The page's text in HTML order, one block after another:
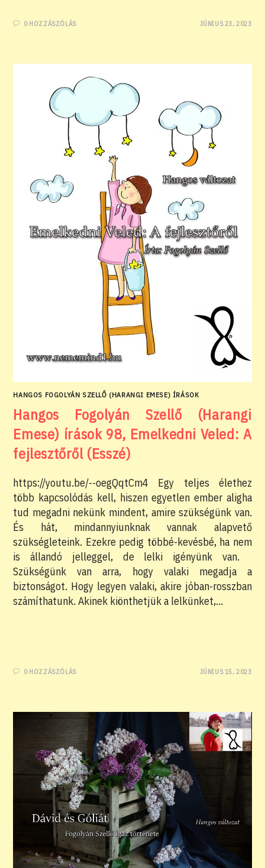
0 HOZZÁSZÓLÁS JÚNIUS 23, 2023
HANGOS FOGOLYÁN SZELLŐ (HARANGI EMESE) ÍRÁSOK
Hangos Fogolyán Szellő (Harangi
Emese) írások 98, Emelkedni Veled: A
fejlesztőről (Esszé)
https://youtu.be/--oegQqtCm4 Egy teljes élethez
több kapcsolódás kell, hiszen egyetlen ember aligha
tud megadni nekünk mindent, amire szükségünk van.
És hát, mindannyiunknak vannak alapvető
szükségleteink. Ezekre pedig többé-kevésbé, ha nem
is állandó jelleggel, de lelki igényünk van.
Szükségünk van arra, hogy valaki megadja a
biztonságot. Hogy legyen valaki, akire jóban-rosszban
számíthatunk. Akinek kiönthetjük a lelkünket,…
0 HOZZÁSZÓLÁS JÚNIUS 15, 2023